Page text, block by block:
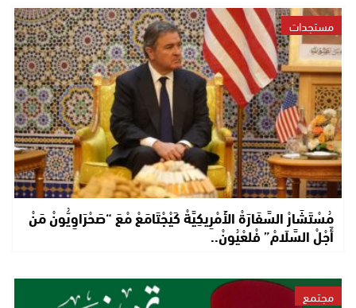
مستجدات
مُسْتَشَارْ السَّفَارَةْ الأَمْرِيكِيَّةْ كَيْجْتَامَعْ مْعَ “صَحْرَاوِيُّونْ مَنْ
أَجْلْ السَّلَامْ” فْلعْيُونْ..
مجتمع